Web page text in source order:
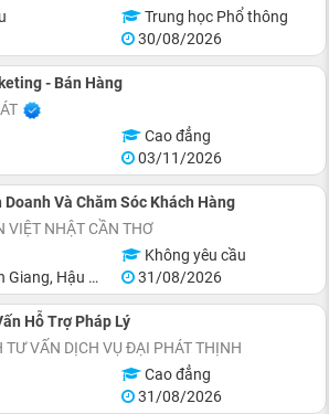
Trung học Phổ thông
30/08/2026
- Bán Hàng
Cao đẳng
03/11/2026
Và Chăm Sóc Khách Hàng
VIỆT NHẬT CẦN THƠ
Không yêu cầu
Trăng, Bạc Liêu, Cà Mau
31/08/2026
Hỗ Trợ Pháp Lý
TƯ VẤN DỊCH VỤ ĐẠI PHÁT THỊNH
Cao đẳng
31/08/2026